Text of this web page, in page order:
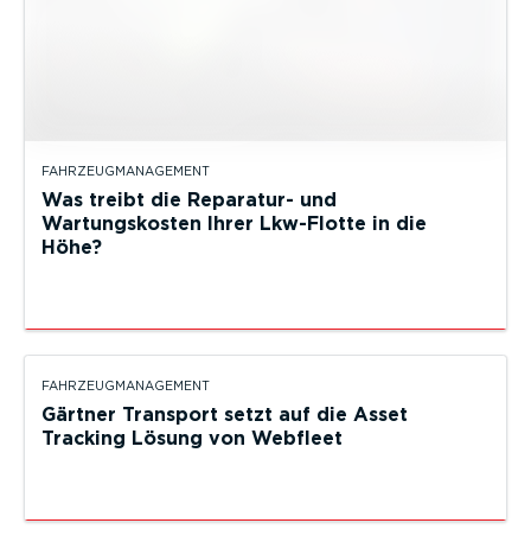
FAHRZEUGMANAGEMENT
Was treibt die Reparatur- und
Wartungskosten Ihrer Lkw-Flotte in die
Höhe?
FAHRZEUGMANAGEMENT
Gärtner Transport setzt auf die Asset
Tracking Lösung von Webfleet